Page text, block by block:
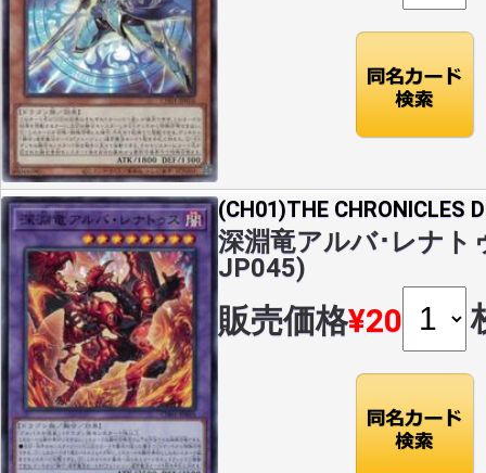
(CH01)THE CHRONICLES
深淵竜アルバ･レナト
JP045)
販売価格¥20